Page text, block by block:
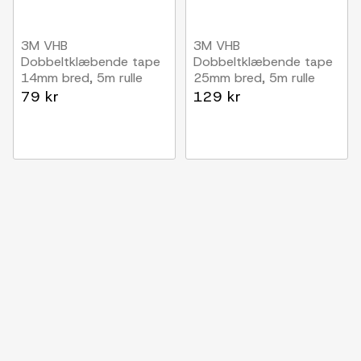
3M VHB
Dobbeltklæbende tape
14mm bred, 5m rulle
79 kr
3M VHB
Dobbeltklæbende tape
25mm bred, 5m rulle
129 kr